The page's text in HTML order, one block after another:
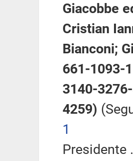
Giacobbe
Cristian
Bianconi;
661-1093-
3140-
4259)
1
Presidente